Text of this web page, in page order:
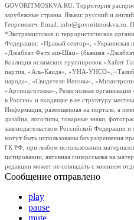
GOVORITMOSKVA.RU. Территория
зарубежные страны. Языки: русский и
Георгиевич. Email: info@govoritmoskva.ru.
*Экстремистские и террористические
Федерации: «Правый сектор»,
«Джабхат Фатх аш-Шам» (бывшая
Коалиция исламских группировок «Хайят
партия, «Аль-Каида», «УНА-УНСО»,
народа», «Свидетели Иеговы»,
«Артподготовка», Религиозная
в России» и входящие в ее структуру
Информация, размещенная на портале, а
дизайна, логотипы, товарные знаки,
законодательством Российской Федерации
могут быть использованы без разрешения
ГК РФ, при любом использовании
цитировании, активная гиперссылка на
редакции может не совпадать с мнением
Сообщение отправлено
play
pause
mute